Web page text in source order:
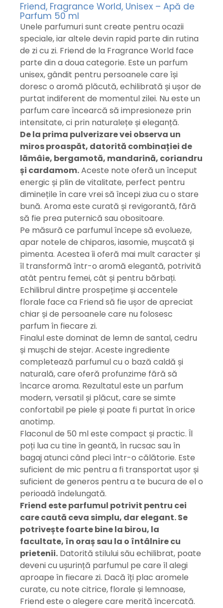
Friend, Fragrance World, Unisex – Apă de
Parfum 50 ml
Unele parfumuri sunt create pentru ocazii
speciale, iar altele devin rapid parte din rutina
de zi cu zi. Friend de la Fragrance World face
parte din a doua categorie. Este un parfum
unisex, gândit pentru persoanele care își
doresc o aromă plăcută, echilibrată și ușor de
purtat indiferent de momentul zilei. Nu este un
parfum care încearcă să impresioneze prin
intensitate, ci prin naturalețe și eleganță.
De la prima pulverizare vei observa un
miros proaspăt, datorită combinației de
lămâie, bergamotă, mandarină, coriandru
și cardamom.Aceste note oferă un început
energic și plin de vitalitate, perfect pentru
diminețile în care vrei să începi ziua cu o stare
bună. Aroma este curată și revigorantă, fără
să fie prea puternică sau obositoare.
Pe măsură ce parfumul începe să evolueze,
apar notele de chiparos, iasomie, mușcată și
pimenta. Acestea îi oferă mai mult caracter și
îl transformă într-o aromă elegantă, potrivită
atât pentru femei, cât și pentru bărbați.
Echilibrul dintre prospețime și accentele
florale face ca Friend să fie ușor de apreciat
chiar și de persoanele care nu folosesc
parfum în fiecare zi.
Finalul este dominat de lemn de santal, cedru
și mușchi de stejar. Aceste ingrediente
completează parfumul cu o bază caldă și
naturală, care oferă profunzime fără să
încarce aroma. Rezultatul este un parfum
modern, versatil și plăcut, care se simte
confortabil pe piele și poate fi purtat în orice
anotimp.
Flaconul de 50 ml este compact și practic. Îl
poți lua cu tine în geantă, în rucsac sau în
bagaj atunci când pleci într-o călătorie. Este
suficient de mic pentru a fi transportat ușor și
suficient de generos pentru a te bucura de el o
perioadă îndelungată.
Friend este parfumul potrivit pentru cei
care caută ceva simplu, dar elegant. Se
potrivește foarte bine la birou, la
facultate, în oraș sau la o întâlnire cu
prietenii. Datorită stilului său echilibrat, poate
deveni cu ușurință parfumul pe care îl alegi
aproape în fiecare zi. Dacă îți plac aromele
curate, cu note citrice, florale și lemnoase,
Friend este o alegere care merită încercată.